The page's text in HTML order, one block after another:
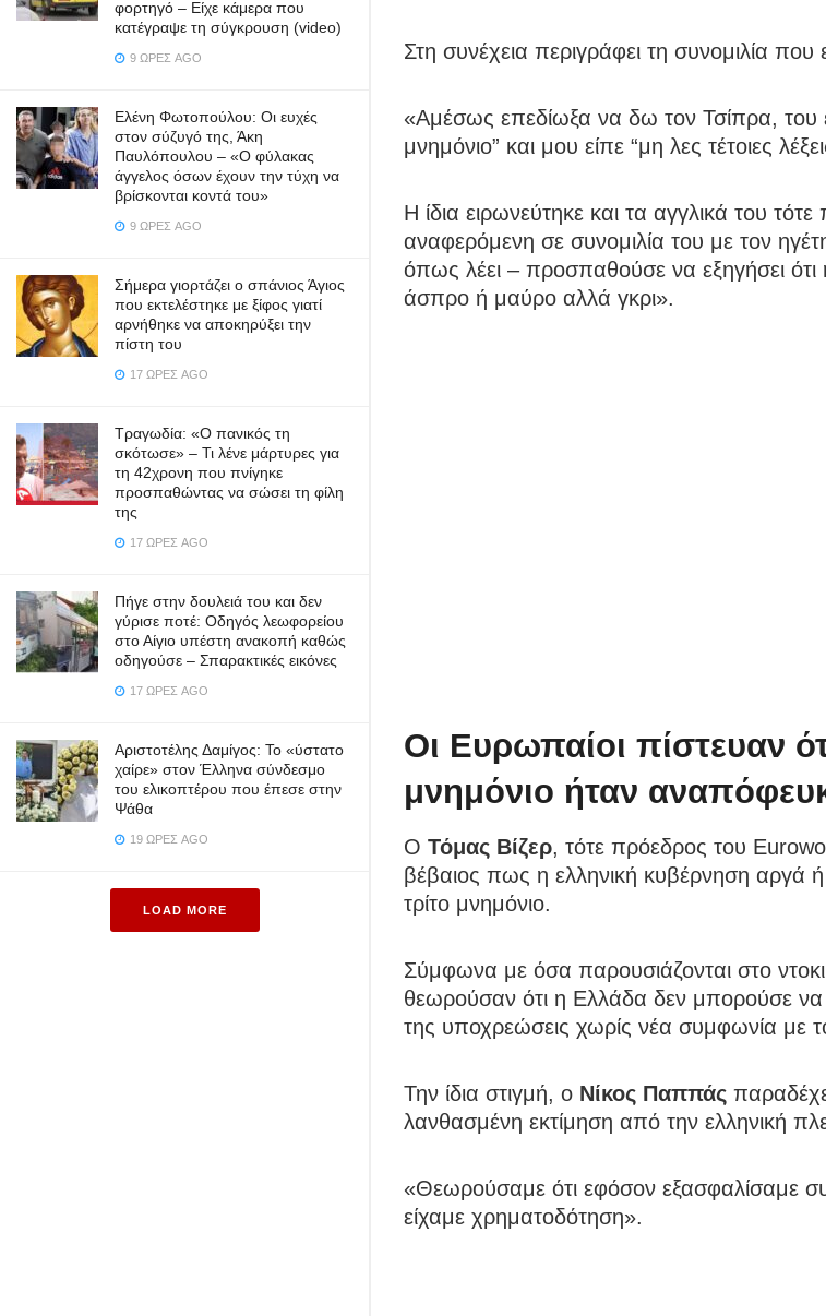
φορτηγό – Είχε κάμερα που
κατέγραψε τη σύγκρουση (video)
9 ΏΡΕΣ AGO
Ελένη Φωτοπούλου: Οι ευχές
στον σύζυγό της, Άκη
Παυλόπουλου – «Ο φύλακας
άγγελος όσων έχουν την τύχη να
βρίσκονται κοντά του»
9 ΏΡΕΣ AGO
Σήμερα γιορτάζει ο σπάνιος Άγιος
που εκτελέστηκε με ξίφος γιατί
αρνήθηκε να αποκηρύξει την
πίστη του
17 ΏΡΕΣ AGO
Τραγωδία: «Ο πανικός τη
σκότωσε» – Τι λένε μάρτυρες για
τη 42χρονη που πνίγηκε
προσπαθώντας να σώσει τη φίλη
της
17 ΏΡΕΣ AGO
Πήγε στην δουλειά του και δεν
γύρισε ποτέ: Οδηγός λεωφορείου
στο Αίγιο υπέστη ανακοπή καθώς
οδηγούσε – Σπαρακτικές εικόνες
17 ΏΡΕΣ AGO
Αριστοτέλης Δαμίγος: Το «ύστατο
χαίρε» στον Έλληνα σύνδεσμο
του ελικοπτέρου που έπεσε στην
Ψάθα
19 ΏΡΕΣ AGO
LOAD MORE
Στη συνέχεια περιγράφει τη συνομιλία που
«Αμέσως επεδίωξα να δω τον Τσίπρα, του
μνημόνιο” και μου είπε “μη λες τέτοιες
Η ίδια ειρωνεύτηκε και τα αγγλικά του
αναφερόμενη σε συνομιλία του με τον
όπως λέει – προσπαθούσε να εξηγήσει ότι
άσπρο ή μαύρο αλλά γκρι».
Οι Ευρωπαίοι πίστευαν
μνημόνιο ήταν
Ο Τόμας Βίζερ, τότε πρόεδρος του
βέβαιος πως η ελληνική κυβέρνηση αργά
τρίτο μνημόνιο.
Σύμφωνα με όσα παρουσιάζονται στο
θεωρούσαν ότι η Ελλάδα δεν μπορούσε να
της υποχρεώσεις χωρίς νέα συμφωνία με
Την ίδια στιγμή, ο Νίκος Παππάς
λανθασμένη εκτίμηση από την ελληνική
«Θεωρούσαμε ότι εφόσον εξασφαλίσαμε
είχαμε χρηματοδότηση».